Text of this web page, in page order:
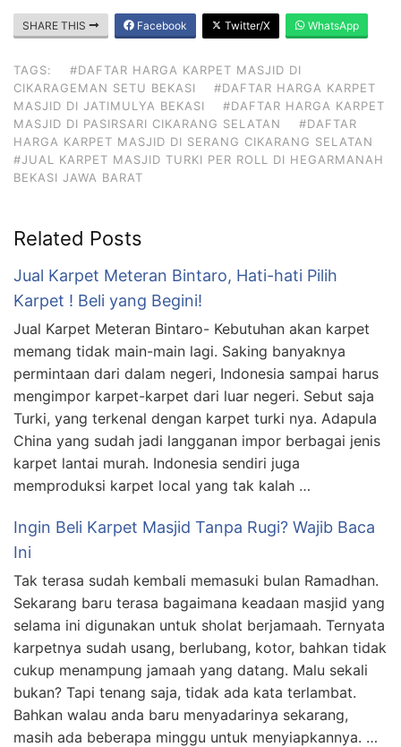
SHARE THIS Facebook Twitter/X WhatsApp
TAGS:
#DAFTAR HARGA KARPET MASJID DI
CIKARAGEMAN SETU BEKASI
#DAFTAR HARGA KARPET
MASJID DI JATIMULYA BEKASI
#DAFTAR HARGA KARPET
MASJID DI PASIRSARI CIKARANG SELATAN
#DAFTAR
HARGA KARPET MASJID DI SERANG CIKARANG SELATAN
#JUAL KARPET MASJID TURKI PER ROLL DI HEGARMANAH
BEKASI JAWA BARAT
Related Posts
Jual Karpet Meteran Bintaro, Hati-hati Pilih
Karpet ! Beli yang Begini!
Jual Karpet Meteran Bintaro- Kebutuhan akan karpet
memang tidak main-main lagi. Saking banyaknya
permintaan dari dalam negeri, Indonesia sampai harus
mengimpor karpet-karpet dari luar negeri. Sebut saja
Turki, yang terkenal dengan karpet turki nya. Adapula
China yang sudah jadi langganan impor berbagai jenis
karpet lantai murah. Indonesia sendiri juga
memproduksi karpet local yang tak kalah …
Ingin Beli Karpet Masjid Tanpa Rugi? Wajib Baca
Ini
Tak terasa sudah kembali memasuki bulan Ramadhan.
Sekarang baru terasa bagaimana keadaan masjid yang
selama ini digunakan untuk sholat berjamaah. Ternyata
karpetnya sudah usang, berlubang, kotor, bahkan tidak
cukup menampung jamaah yang datang. Malu sekali
bukan? Tapi tenang saja, tidak ada kata terlambat.
Bahkan walau anda baru menyadarinya sekarang,
masih ada beberapa minggu untuk menyiapkannya. …